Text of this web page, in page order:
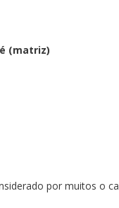
(matriz)
por muitos o